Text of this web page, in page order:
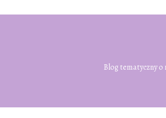
Blog tematyczny